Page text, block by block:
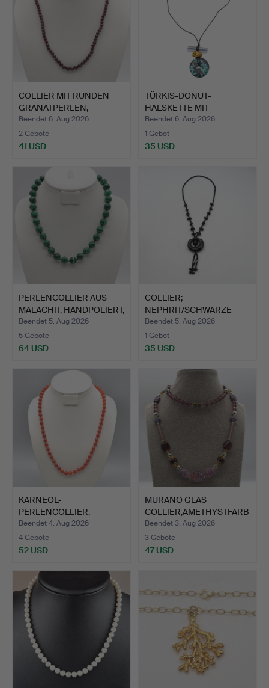
COLLIER MIT RUNDEN
GRANATPERLEN,
VERGOLDET…
Beendet 6. Aug 2026
2 Gebote
41 USD
TÜRKIS-DONUT-
HALSKETTE MIT
BERGKRISTALL-ST…
Beendet 6. Aug 2026
1 Gebot
35 USD
PERLENCOLLIER AUS
MALACHIT, HANDPOLIERT,
E…
Beendet 5. Aug 2026
5 Gebote
64 USD
COLLIER;
NEPHRIT/SCHWARZE
JADE; VINTAGE.
Beendet 5. Aug 2026
1 Gebot
35 USD
KARNEOL-
PERLENCOLLIER,
POLIERTE PERLEN, SI…
Beendet 4. Aug 2026
4 Gebote
52 USD
MURANO GLAS
COLLIER,AMETHYSTFARB
EN MIT VER…
Beendet 3. Aug 2026
3 Gebote
47 USD